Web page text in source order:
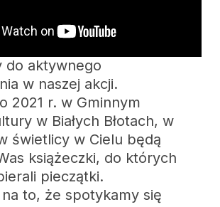
do aktywnego
w naszej akcji.
2021 r. w Gminnym
w Białych Błotach, w
świetlicy w Cielu będą
książeczki, do których
pieczątki.
to, że spotykamy się